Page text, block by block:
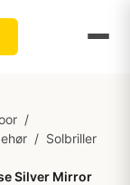
/
/ Solbriller
Silver Mirror